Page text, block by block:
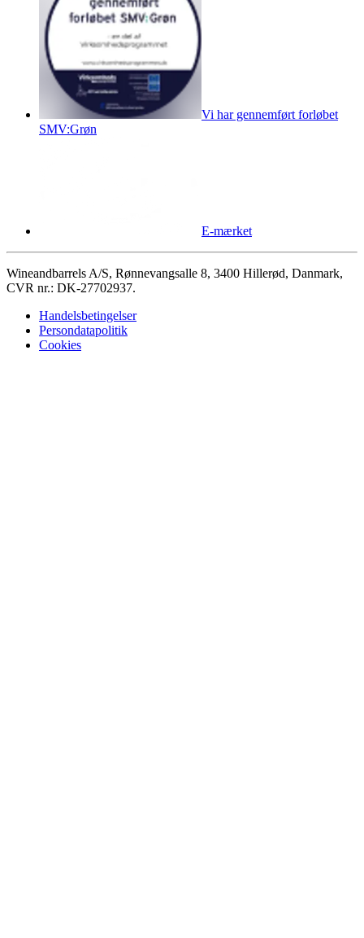
Vi har gennemført forløbet
SMV:Grøn
E-mærket
Wineandbarrels A/S, Rønnevangsalle 8, 3400 Hillerød, Danmark,
CVR nr.: DK-27702937.
Handelsbetingelser
Persondatapolitik
Cookies